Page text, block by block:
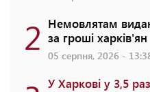
2 Немовлятам
за гроші харків'ян
05 серпня, 2026 -
У Харкові у 3,5